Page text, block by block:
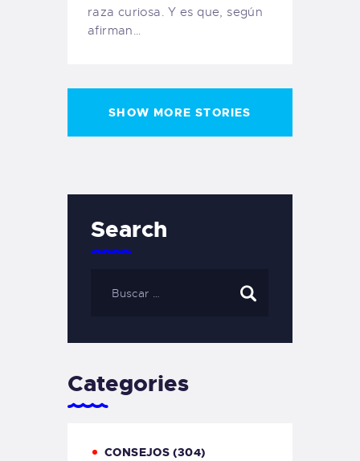
raza curiosa. Y es que, según
afirman…
SHOW MORE STORIES
Search
Categories
CONSEJOS (304)